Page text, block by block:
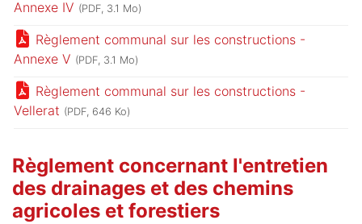
Annexe IV (PDF, 3.1 Mo)
Règlement communal sur les constructions -
Annexe V (PDF, 3.1 Mo)
Règlement communal sur les constructions -
Vellerat (PDF, 646 Ko)
Règlement concernant l'entretien
des drainages et des chemins
agricoles et forestiers